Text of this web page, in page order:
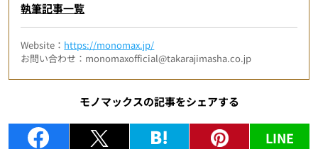
執筆記事一覧
Website： https://monomax.jp/
お問い合わせ：monomaxofficial@takarajimasha.co.jp
モノマックスの記事をシェアする
LINE